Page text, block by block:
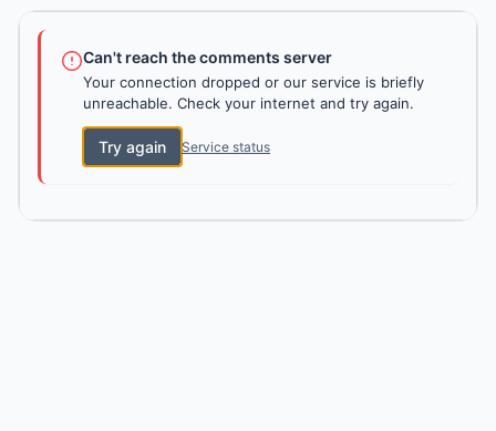
Can't reach the comments server
Your connection dropped or our service is briefly
unreachable. Check your internet and try again.
Try again Service status